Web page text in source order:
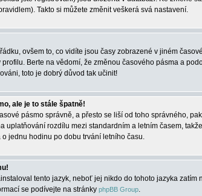
Takto si můžete změnit veškerá svá nastavení.
ovšem to, co vidíte jsou časy zobrazené v jiném
Berte na vědomí, že změnou časového pásma a
toto je dobrý důvod tak učinit!
ale je to stále špatně!
pásmo správně, a přesto se liší od toho správného,
uplatňování rozdílu mezi standardním a letním časem,
jednu hodinu po dobu trvání letního času.
tento jazyk, neboť jej nikdo do tohoto jazyka
se podívejte na stránky phpBB Group.